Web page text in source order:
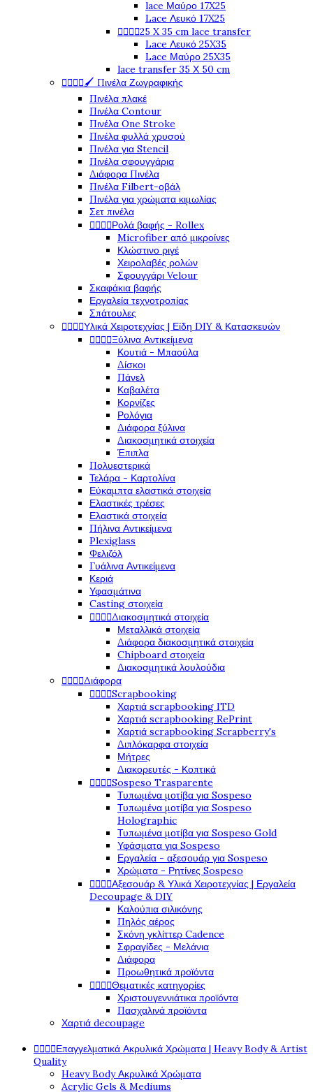
lace Μαύρο 17X25
Lace Λευκό 17X25
25 X 35 cm lace transfer
Lace Λευκό 25X35
Lace Μαύρο 25X35
lace transfer 35 Χ 50 cm
🖌️ Πινέλα Ζωγραφικής
Πινέλα πλακέ
Πινέλα Contour
Πινέλα One Stroke
Πινέλα φυλλά χρυσού
Πινέλα για Stencil
Πινέλα σφουγγάρια
Διάφορα Πινέλα
Πινέλα Filbert-οβάλ
Πινέλα για χρώματα κιμωλίας
Σετ πινέλα
Ρολά βαφής - Rollex
Microfiber από μικροίνες
Κλώστινο ριγέ
Χειρολαβές ρολών
Σφουγγάρι Velour
Σκαφάκια βαφής
Εργαλεία τεχνοτροπίας
Σπάτουλες
Υλικά Χειροτεχνίας | Είδη DIY & Κατασκευών
Ξύλινα Αντικείμενα
Κουτιά - Μπαούλα
Δίσκοι
Πάνελ
Καβαλέτα
Κορνίζες
Ρολόγια
Διάφορα ξύλινα
Διακοσμητικά στοιχεία
Έπιπλα
Πολυεστερικά
Τελάρα - Καρτολίνα
Εύκαμπτα ελαστικά στοιχεία
Ελαστικές τρέσες
Ελαστικά στοιχεία
Πήλινα Αντικείμενα
Plexiglass
Φελιζόλ
Γυάλινα Αντικείμενα
Κεριά
Υφασμάτινα
Casting στοιχεία
Διακοσμητικά στοιχεία
Μεταλλικά στοιχεία
Διάφορα διακοσμητικά στοιχεία
Chipboard στοιχεία
Διακοσμητικά λουλούδια
Διάφορα
Scrapbooking
Χαρτιά scrapbooking ITD
Χαρτιά scrapbooking RePrint
Χαρτιά scrapbooking Scrapberry's
Διπλόκαρφα στοιχεία
Μήτρες
Διακορευτές - Κοπτικά
Sospeso Trasparente
Τυπωμένα μοτίβα για Sospeso
Τυπωμένα μοτίβα για Sospeso
Holographic
Τυπωμένα μοτίβα για Sospeso Gold
Υφάσματα για Sospeso
Εργαλεία - αξεσουάρ για Sospeso
Χρώματα - Ρητίνες Sospeso
Αξεσουάρ & Υλικά Χειροτεχνίας | Εργαλεία
Decoupage & DIY
Καλούπια σιλικόνης
Πηλός αέρος
Σκόνη γκλίττερ Cadence
Σφραγίδες - Μελάνια
Διάφορα
Προωθητικά προϊόντα
Θεματικές κατηγορίες
Χριστουγεννιάτικα προϊόντα
Πασχαλινά προϊόντα
Χαρτιά decoupage
Επαγγελματικά Ακρυλικά Χρώματα | Heavy Body & Artist
Quality
Heavy Body Ακρυλικά Χρώματα
Acrylic Gels & Mediums